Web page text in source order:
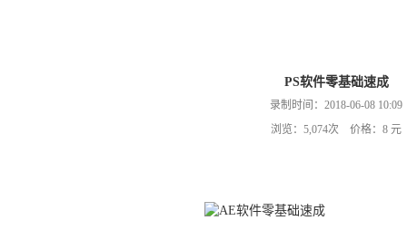
PS软件零基础速成
录制时间：2018-06-08 10:09
浏览：5,074次 价格：8 元